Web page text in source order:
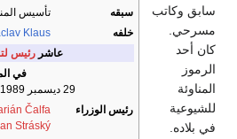
سبقه
تأسيس
خلفه
Klaus
عاشر رئيس
في
29 ديسمبر 1989 – 20 يوليو 1992
رئيس الوزراء
Čalfa
Stráský
سابق وكاتب
مسرحي.
كان أحد
الرموز
المناوئة
للشيوعية
في بلاده.